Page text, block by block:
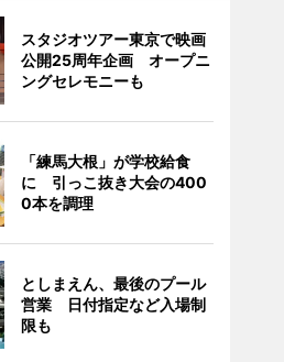
スタジオツアー東京で映画
公開25周年企画 オープニ
ングセレモニーも
「練馬大根」が学校給食
に 引っこ抜き大会の400
0本を調理
としまえん、最後のプール
営業 日付指定など入場制
限も